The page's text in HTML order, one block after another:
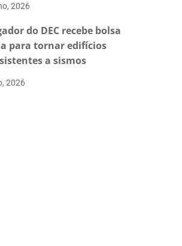
2026
do DEC recebe bolsa
para tornar edifícios
a sismos
2026